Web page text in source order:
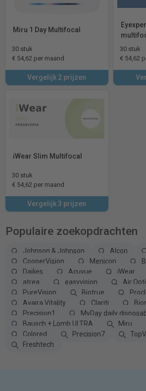
Miru 1 Day Multifocal
30 stuk
€ 54,62 per maand
Vergelijk 2 prijzen
30 stuk
€ 54,62
iWear Slim Multifocal
30 stuk
€ 54,62 per maand
Vergelijk 3 prijzen
Populaire zoekopdrachten
Johnson & Johnson Alcon
CooperVision
Menicon
Dailies
Acuvue iWear
atrea
easyvision Air
PureVision
Biotrue
Avaira Vitality
Clariti
Precision1
MyDay daily
Bausch + Lomb ULTRA
Miru
Colored
Precision7
Freshtech